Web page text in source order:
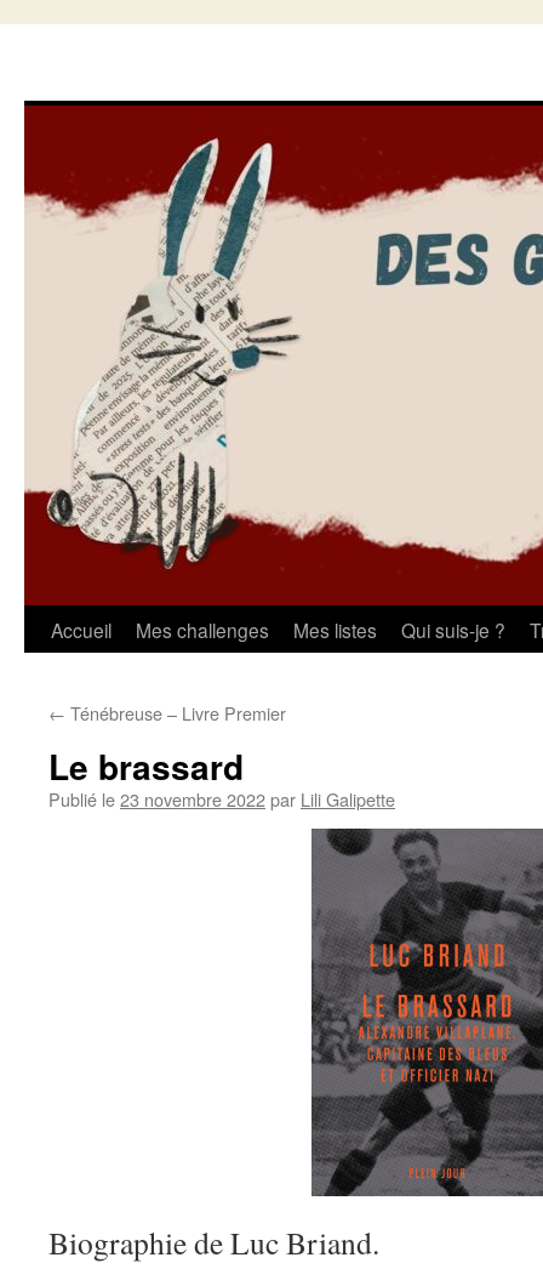
Aller
contenu
Accueil Mes challenges Mes listes Qui suis-je ?
← Ténébreuse – Livre Premier
Le brassard
Publié le23 novembre 2022par Lili Galipette
Biographie de Luc Briand.